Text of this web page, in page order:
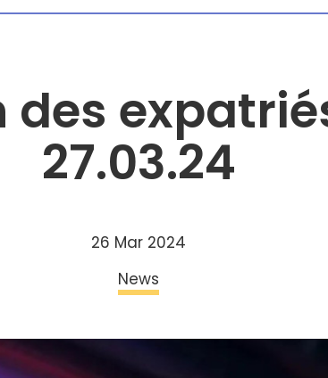
27.03.24
26 Mar 2024
News